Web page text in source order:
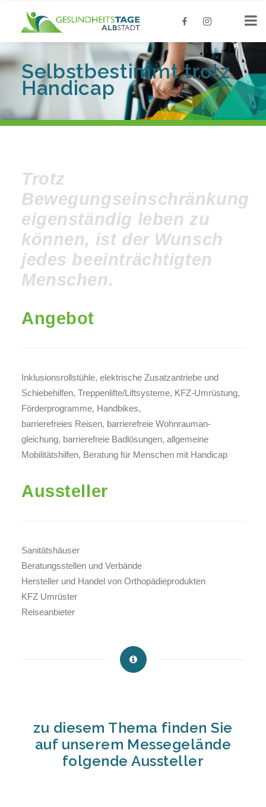
Selbstbestimmt trotz
Handicap
Trotz
Bewegungseinschränkung
eigenständig leben zu
können, ist der Wunsch
jedes beeinträchtigten
Menschen.
Angebot
Inklusionsrollstühle, elektrische Zusatzantriebe und
Schiebehilfen, Treppenlifte/Liftsysteme, KFZ-Umrüstung,
Förderprogramme, Handbikes,
barrierefreies Reisen, barrierefreie Wohnrauman-
gleichung, barrierefreie Badlösungen, allgemeine
Mobilitätshilfen, Beratung für Menschen mit Handicap
Aussteller
Sanitätshäuser
Beratungsstellen und Verbände
Hersteller und Handel von Orthopädieprodukten
KFZ Umrüster
Reiseanbieter
zu diesem Thema finden Sie
auf unserem Messegelände
folgende Aussteller